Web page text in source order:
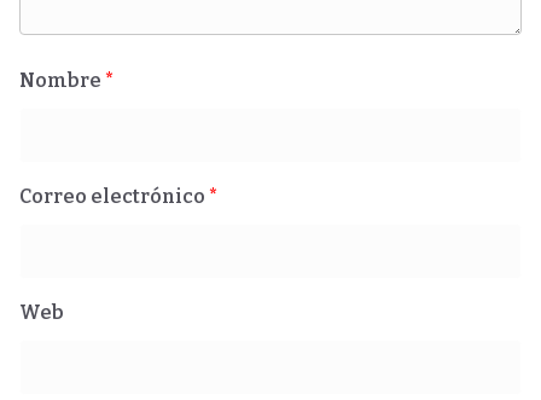
Nombre *
Correo electrónico *
Web